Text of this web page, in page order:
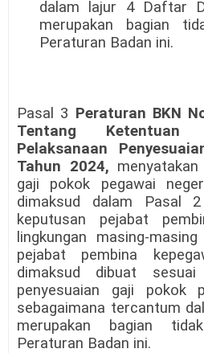
dalam lajur 4 Daftar
merupakan bagian
Peraturan Badan ini.
Pasal 3 Peraturan BKN
Tentang Ketentuan
Pelaksanaan
Tahun 2024,
gaji pokok pegawai
dimaksud dalam Pasal
keputusan pejabat
lingkungan masing-
pejabat pembina
dimaksud dibuat
penyesuaian gaji pokok
sebagaimana tercantum
merupakan bagian
Peraturan Badan ini.